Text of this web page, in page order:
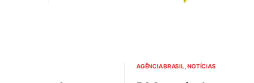
AGÊNCIA BRASIL NOTÍCIAS